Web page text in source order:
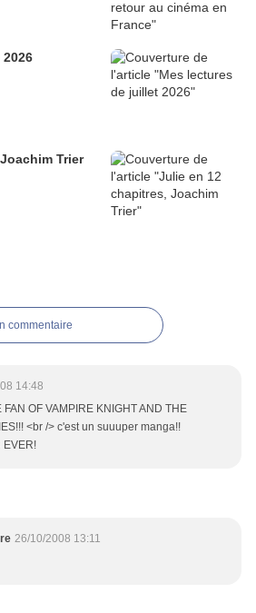
Trier
commentaire
14:48
FAN OF VAMPIRE KNIGHT AND THE
<br /> c'est un suuuper manga!!
EVER!
26/10/2008 13:11